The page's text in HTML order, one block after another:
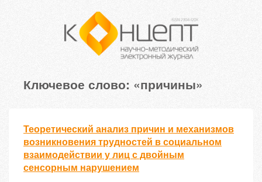
Ключевое слово: «причины»
Теоретический анализ причин и механизмов
возникновения трудностей в социальном
взаимодействии у лиц с двойным
сенсорным нарушением